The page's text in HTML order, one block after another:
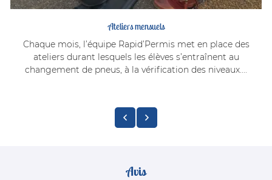
Ateliers mensuels
Chaque mois, l’équipe Rapid’Permis met en place des
ateliers durant lesquels les élèves s’entraînent au
changement de pneus, à la vérification des niveaux....
Avis